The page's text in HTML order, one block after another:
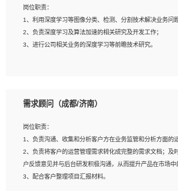
种常用框架和技术Springboot、Shiro、springcloud等；熟
常用脚本语言，较丰富的线上系统运维经验，复杂问题排查
AI算法框架，对人脸识别、目标检测、图像识别、OCR、
解。具有AI平台级产品/解决方案从业经验者优先。具有大
6、具备良好的客户意识与沟通能力，善于学习思考、创新
执行力与抗压力强。
岗位职责：
1、利用深度学习等图像分类、检测、分割技术解决业务问题
2、负责深度学习及算法加速的相关研究及开发工作；
3、进行公司相关业务的深度学习等前瞻技术研究。
2、2年以上图像处理开发经验，熟悉python和spark开发；
建深度学习系统环境；
4、熟悉OPENCV、HALCON等常用图像处理软件，熟练
5、熟悉主流的分类算法、聚类算法和关联分析算法原理，
的进行业务建模；
6、对OCR领域有深入的研究，熟悉模型调参，压缩和整型
需求顾问（成都/济南）
岗位职责：
1、负责沟通、收集和分析客户方在业务监管和分析方面的
2、负责将客户的运营管理需求转化成完整的需求文档；及
户反馈意见并与后台研发积极沟通，从而提升产品在市场中
3、配合客户整理项目汇报材料。